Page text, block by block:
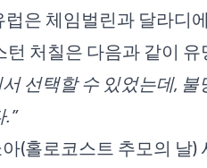
은 체임벌린과 달라디
턴 처칠은 다음과 같이
선택할 수 있었는데,
(홀로코스트 추모의 날)